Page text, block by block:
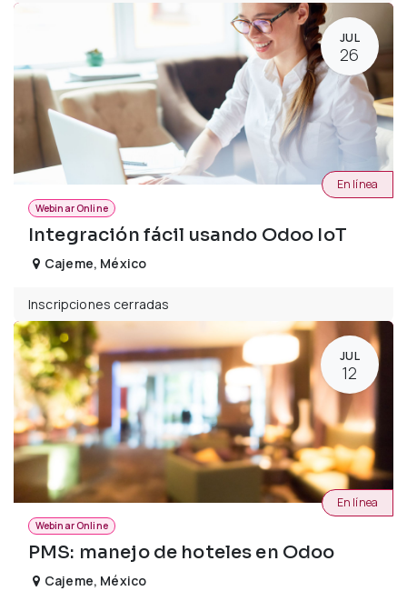
JUL
26
Webinar Online
Integración fácil usando Odoo IoT
En línea
Cajeme, México
Inscripciones cerradas
JUL
12
Webinar Online
PMS: manejo de hoteles en Odoo
En línea
Cajeme, México